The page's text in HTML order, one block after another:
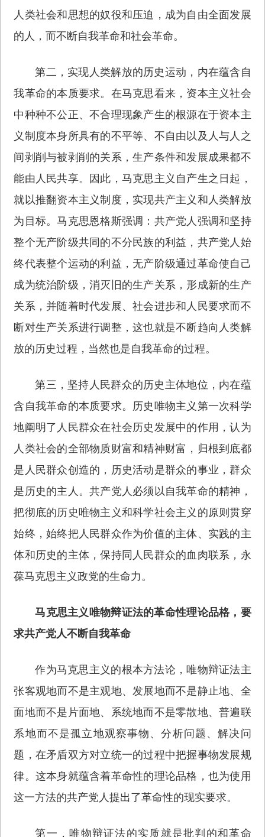
人类社会和思想的奴役和压迫，成为自由全面发展
的人，而不断自我革命和社会革命。
第二，实现人类解放的历史运动，内在蕴含自
我革命的本质要求。在马克思看来，资本主义社会
中种种不公正、不合理现象产生的根源在于资本主
义制度本身所具有的不平等、不自由以及人与人之
间剥削与被剥削的关系，生产条件和发展成果都不
能由人民共享。因此，马克思主义自产生之日起，
就以推翻资本主义制度，实现共产主义和人类解放
为目标。马克思恩格斯强调：共产党人强调和坚持
整个无产阶级共同的不分民族的利益，共产党人始
终代表整个运动的利益，无产阶级通过革命使自己
成为统治阶级，消灭旧的生产关系，形成新的生产
关系，并随着时代发展、社会进步和人民要求而不
断对生产关系进行调整，这也就是不断趋向人类解
放的历史过程，当然也是自我革命的过程。
第三，坚持人民群众的历史主体地位，内在蕴
含自我革命的本质要求。历史唯物主义第一次科学
地阐明了人民群众在社会历史发展中的作用，认为
人类社会的全部物质财富和精神财富，归根到底都
是人民群众创造的，历史活动是群众的事业，群众
是历史的主人。共产党人必须以自我革命的精神，
把彻底的历史唯物主义和科学社会主义的原则贯穿
始终，始终把人民群众作为价值的主体、实践的主
体和历史的主体，保持同人民群众的血肉联系，永
葆马克思主义政党的生命力。
马克思主义唯物辩证法的革命性理论品格，要
求共产党人不断自我革命
作为马克思主义的根本方法论，唯物辩证法主
张客观地而不是主观地、发展地而不是静止地、全
面地而不是片面地、系统地而不是零散地、普遍联
系地而不是孤立地观察事物、分析问题、解决问
题，在矛盾双方对立统一的过程中把握事物发展规
律。这本身就蕴含着革命性的理论品格，也为使用
这一方法的共产党人提出了革命性的现实要求。
第一，唯物辩证法的实质就是批判的和革命